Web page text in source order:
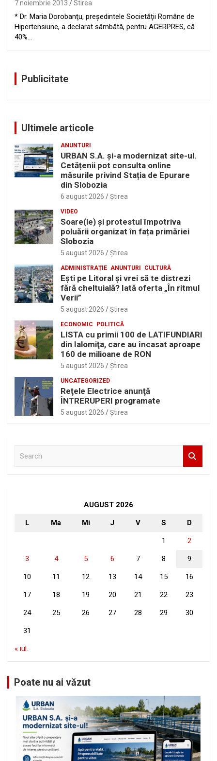
7 noiembrie 2013 Stirea
* Dr. Maria Dorobanţu, preşedintele Societăţii Române de
Hipertensiune, a declarat sâmbătă, pentru AGERPRES, că
40%…
Publicitate
Ultimele articole
ANUNTURI
URBAN S.A. și-a modernizat site-ul.
Cetățenii pot consulta online
măsurile privind Stația de Epurare
din Slobozia
6 august 2026 Ştirea
VIDEO
Soare(le) și protestul împotriva
poluării organizat în fața primăriei
Slobozia
5 august 2026 Ştirea
ADMINISTRAȚIE ANUNTURI CULTURĂ
Eşti pe Litoral şi vrei să te distrezi
fără cheltuială? Iată oferta „În ritmul
Verii”
5 august 2026 Ştirea
ECONOMIC POLITICĂ
LISTA cu primii 100 de LATIFUNDIARI
din Ialomiţa, care au încasat aproape
160 de milioane de RON
5 august 2026 Ştirea
UNCATEGORIZED
Reţele Electrice anunţă
ÎNTRERUPERI programate
5 august 2026 Ştirea
AUGUST 2026
L Ma Mi J V S D
1 2
3 4 5 6 7 8 9
10 11 12 13 14 15 16
17 18 19 20 21 22 23
24 25 26 27 28 29 30
31
« iul.
Poate nu ai văzut